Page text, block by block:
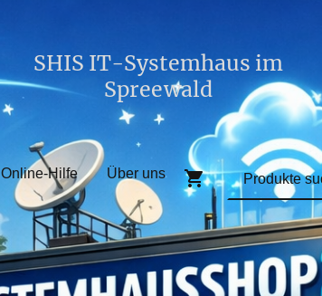
SHIS IT-Systemhaus im
Spreewald
Online-Hilfe Über uns